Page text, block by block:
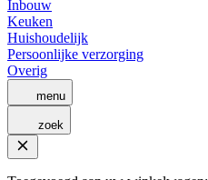
Inbouw
Keuken
Huishoudelijk
Persoonlijke verzorging
Overig
menu
zoek